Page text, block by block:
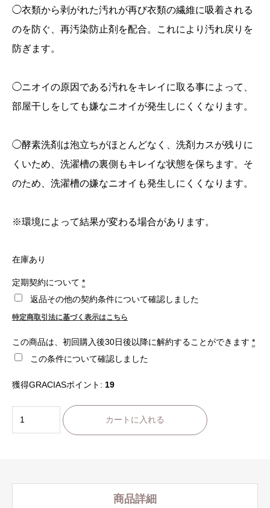
◯衣類から剥がれた汚れが再び衣類の繊維に吸着される
のを防ぐ、再汚染防止剤を配合。これにより汚れ戻りを
防ぎます。
◯ニオイの原因である汚れをキレイに取る事によって、
部屋干しをしても嫌なニオイが発生しにくくなります。
◯酵素洗剤は泡立ちがほとんどなく、洗剤カスが残りに
くいため、洗濯槽の裏側もキレイな状態を保ちます。そ
のため、洗濯槽の嫌なニオイも発生しにくくなります。
※環境によって結果が変わる場合があります。
在庫あり
定期契約について *
返品その他の契約条件について確認しました
特定商取引法に基づく表示はこちら
この商品は、初回購入後30日後以降に解約することができます *
この条件について確認しました
獲得GRACIASポイント: 19
月
HOTEL
カートに入れる
商品詳細